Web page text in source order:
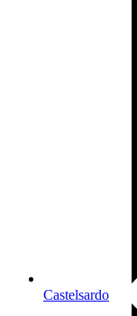
Castelsardo